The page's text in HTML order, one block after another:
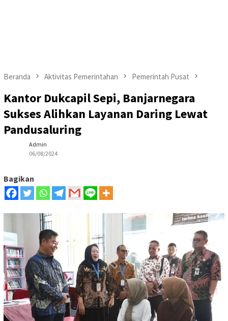
Beranda Aktivitas Pemerintahan Pemerintah Pusat
Kantor Dukcapil Sepi, Banjarnegara
Sukses Alihkan Layanan Daring Lewat
Pandusaluring
Admin
06/08/2024
Bagikan